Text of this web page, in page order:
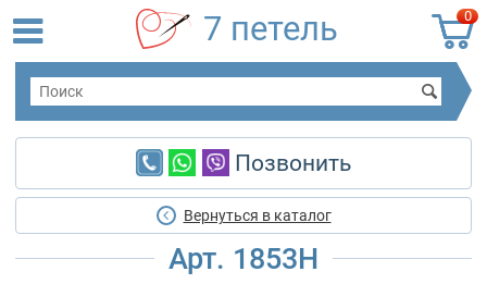
0
7 петель
Позвонить
Вернуться в каталог
Арт. 1853Н